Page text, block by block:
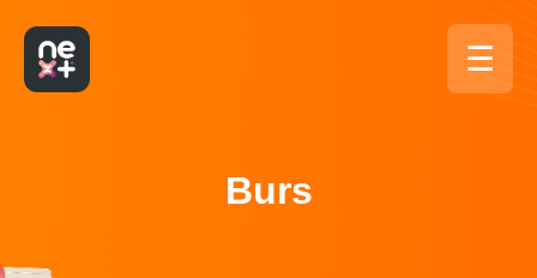
☰
Burs